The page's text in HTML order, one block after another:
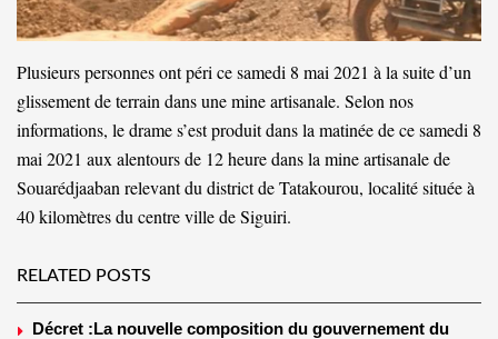
Plusieurs personnes ont péri ce samedi 8 mai 2021 à la suite d’un
glissement de terrain dans une mine artisanale. Selon nos
informations, le drame s’est produit dans la matinée de ce samedi 8
mai 2021 aux alentours de 12 heure dans la mine artisanale de
Souarédjaaban relevant du district de Tatakourou, localité située à
40 kilomètres du centre ville de Siguiri.
RELATED POSTS
Décret :La nouvelle composition du gouvernement du